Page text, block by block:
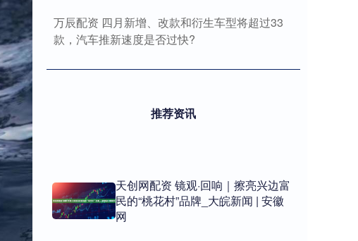
万辰配资 四月新增、改款和衍生车型将超过33
款，汽车推新速度是否过快?
推荐资讯
天创网配资 镜观·回响｜擦亮兴边富
民的“桃花村”品牌_大皖新闻 | 安徽
网